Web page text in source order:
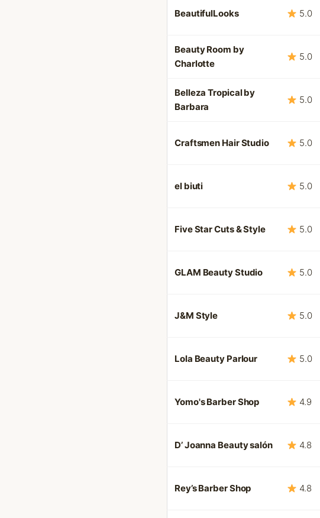
BeautifulLooks 5.0
Beauty Room by
Charlotte
5.0
Belleza Tropical by
Barbara
5.0
Craftsmen Hair Studio 5.0
el biuti 5.0
Five Star Cuts & Style 5.0
GLAM Beauty Studio 5.0
J&M Style 5.0
Lola Beauty Parlour 5.0
Yomo's Barber Shop 4.9
D’ Joanna Beauty salón 4.8
Rey’s Barber Shop 4.8